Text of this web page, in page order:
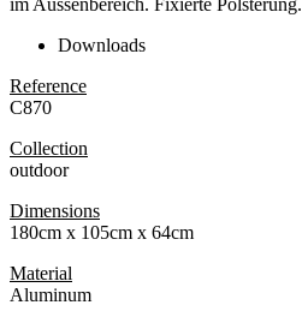
Downloads
Reference
C870
Collection
outdoor
Dimensions
180cm x 105cm x 64cm
Material
Aluminum